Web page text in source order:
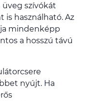
üveg szívókát
is használható. Az
mindenképp
a hosszú távú
nyújt. Ha